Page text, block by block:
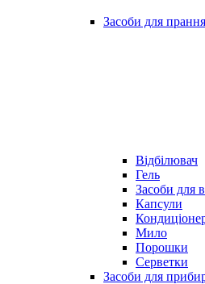
Засоби для прання
Відбілювач
Гель
Засоби для
Капсули
Мило
Порошки
Серветки
Засоби для